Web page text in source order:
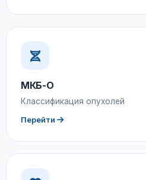
МКБ-О
Классификация опухолей
Перейти